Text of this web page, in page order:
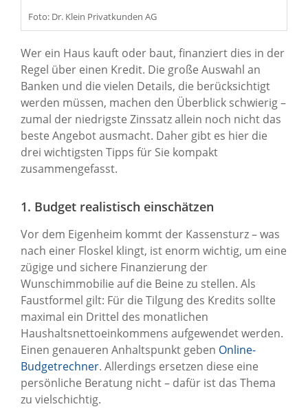
Foto: Dr. Klein Privatkunden AG
Wer ein Haus kauft oder baut, finanziert dies in der
Regel über einen Kredit. Die große Auswahl an
Banken und die vielen Details, die berücksichtigt
werden müssen, machen den Überblick schwierig –
zumal der niedrigste Zinssatz allein noch nicht das
beste Angebot ausmacht. Daher gibt es hier die
drei wichtigsten Tipps für Sie kompakt
zusammengefasst.
1. Budget realistisch einschätzen
Vor dem Eigenheim kommt der Kassensturz – was
nach einer Floskel klingt, ist enorm wichtig, um eine
zügige und sichere Finanzierung der
Wunschimmobilie auf die Beine zu stellen. Als
Faustformel gilt: Für die Tilgung des Kredits sollte
maximal ein Drittel des monatlichen
Haushaltsnettoeinkommens aufgewendet werden.
Einen genaueren Anhaltspunkt geben Online-
Budgetrechner. Allerdings ersetzen diese eine
persönliche Beratung nicht – dafür ist das Thema
zu vielschichtig.